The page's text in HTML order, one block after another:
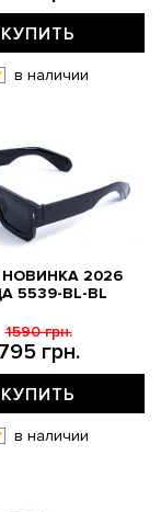
КУПИТЬ
в наличии
2026
5539-BL-BL
грн.
1590 грн.
КУПИТЬ
в наличии